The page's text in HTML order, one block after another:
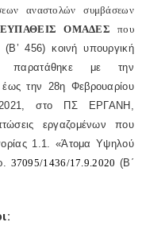
αναστολών συμβάσεων
ΕΥΠΑΘΕΙΣ ΟΜΑΔΕΣ που
(Β’ 456) κοινή υπουργική
με την
την 28η Φεβρουαρίου
στο ΠΣ ΕΡΓΑΝΗ,
εργαζομένων που
1.1. «Άτομα Υψηλού
37095/1436/17.9.2020 (Β΄